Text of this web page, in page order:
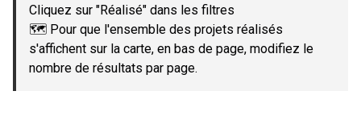
Cliquez sur "Réalisé" dans les filtres
🗺️ Pour que l'ensemble des projets réalisés
s'affichent sur la carte, en bas de page, modifiez le
nombre de résultats par page.